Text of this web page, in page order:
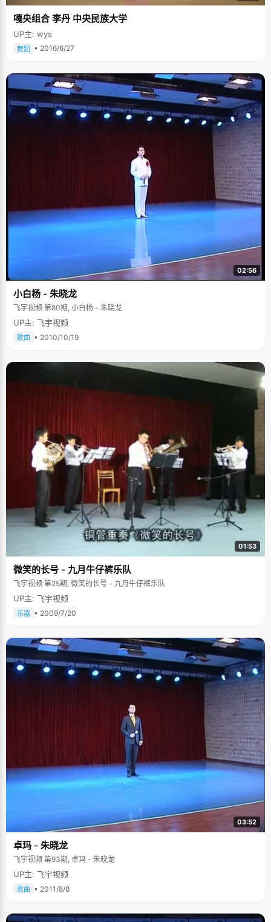
嘎央组合 李丹 中央民族大学
UP主: wys
舞蹈 • 2016/6/27
02:56
小白杨 - 朱晓龙
飞宇视频 第80期, 小白杨 - 朱晓龙
UP主: 飞宇视频
歌曲 • 2010/10/19
01:53
微笑的长号 - 九月牛仔裤乐队
飞宇视频 第25期, 微笑的长号 - 九月牛仔裤乐队
UP主: 飞宇视频
乐器 • 2009/7/20
03:52
卓玛 - 朱晓龙
飞宇视频 第93期, 卓玛 - 朱晓龙
UP主: 飞宇视频
歌曲 • 2011/8/8